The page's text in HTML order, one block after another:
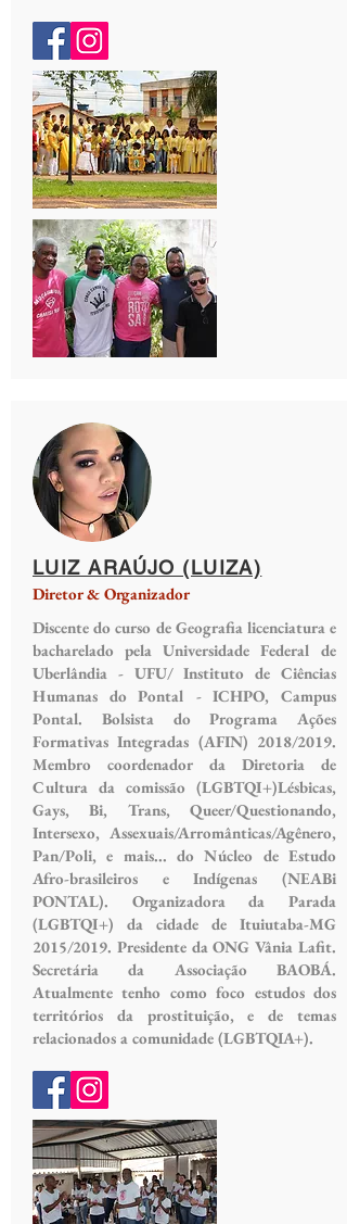
LUIZ ARAÚJO (LUIZA)
Diretor & Organizador
Discente do curso de Geografia licenciatura e
bacharelado pela Universidade Federal de
Uberlândia - UFU/ Instituto de Ciências
Humanas do Pontal - ICHPO, Campus
Pontal. Bolsista do Programa Ações
Formativas Integradas (AFIN) 2018/2019.
Membro coordenador da Diretoria de
Cultura da comissão (LGBTQI+)Lésbicas,
Gays, Bi, Trans, Queer/Questionando,
Intersexo, Assexuais/Arromânticas/Agênero,
Pan/Poli, e mais... do Núcleo de Estudo
Afro-brasileiros e Indígenas (NEABi
PONTAL). Organizadora da Parada
(LGBTQI+) da cidade de Ituiutaba-MG
2015/2019. Presidente da ONG Vânia Lafit.
Secretária da Associação BAOBÁ.
Atualmente tenho como foco estudos dos
territórios da prostituição, e de temas
relacionados a comunidade (LGBTQIA+).